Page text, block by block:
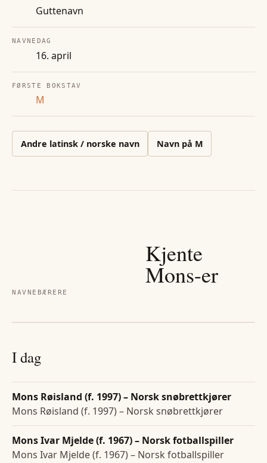
Guttenavn
NAVNEDAG
16. april
FØRSTE BOKSTAV
M
Andre latinsk / norske navn Navn på M
NAVNEBÆRERE
Kjente
Mons-er
I dag
Mons Røisland (f. 1997) – Norsk snøbrettkjører
Mons Røisland (f. 1997) – Norsk snøbrettkjører
Mons Ivar Mjelde (f. 1967) – Norsk fotballspiller
Mons Ivar Mjelde (f. 1967) – Norsk fotballspiller